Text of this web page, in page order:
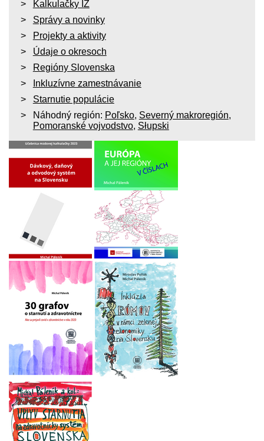
Kalkulačky IZ
Správy a novinky
Projekty a aktivity
Údaje o okresoch
Regióny Slovenska
Inkluzívne zamestnávanie
Starnutie populácie
Náhodný región: Poľsko, Severný makroregión,
Pomoranské vojvodstvo, Słupski